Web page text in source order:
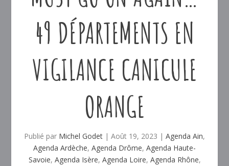
49 DÉPARTEMENTS EN
VIGILANCE CANICULE
ORANGE
Publié par Michel Godet | Août 19, 2023 | Agenda Ain,
Agenda Ardèche, Agenda Drôme, Agenda Haute-
Savoie, Agenda Isère, Agenda Loire, Agenda Rhône,